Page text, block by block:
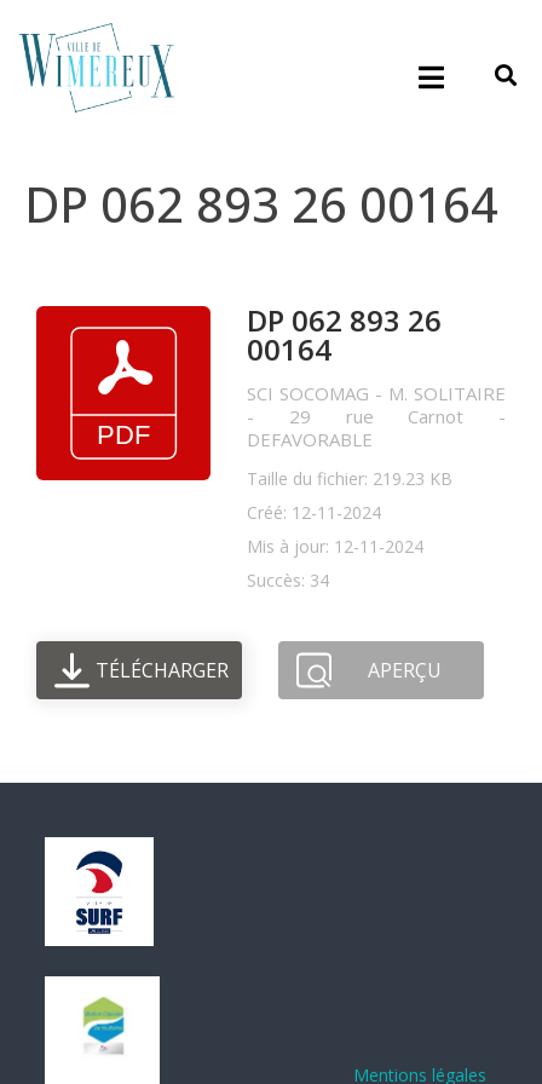
DP 062 893 26 00164
DP 062 893 26
00164
SCI SOCOMAG - M. SOLITAIRE
- 29 rue Carnot -
DEFAVORABLE
Taille du fichier: 219.23 KB
Créé: 12-11-2024
Mis à jour: 12-11-2024
Succès: 34
TÉLÉCHARGER APERÇU
Mentions légales